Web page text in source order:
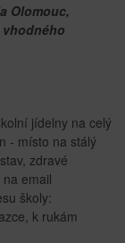
Olomouc,
vhodného
jídelny na celý
- místo na stálý
zdravé
email
školy:
k rukám